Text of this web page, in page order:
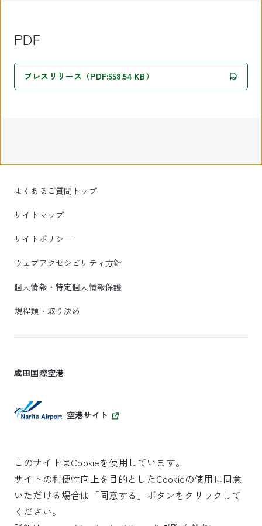
PDF
プレスリリース（PDF:558.54 KB）
よくあるご質問トップ
サイトマップ
サイトポリシー
ウェブアクセシビリティ方針
個人情報・特定個人情報保護
規程類・取り決め
成田国際空港
空港サイト
SKYTRAX
5スターエアポート
このサイトはCookieを使用しています。
サイトの利便性向上を目的としたCookieの使用に同意
いただける場合は「同意する」ボタンをクリックして
ください。